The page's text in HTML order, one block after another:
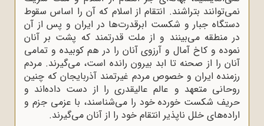
نمی‌توانند بتراشند. انتقام از اسلام که آن را اساس سقوط
دستگاه جبار و شکست ابرقدرت‌ها در ایران و پس از آن
در منطقه می‌بینند و از ملت قدرتمند که پشت بر آنان
نموده و کاخ آمال و آرزوی آنان را در هم کوبیده و تمامی
آنان را از صحنه تا ابد بیرون رانده است، می‌گیرند. مردم
رزمنده ایران و خصوص مردم غیرتمند آذربایجان که چنین
روحانی متعهد و عالم عالیقدری را از دست داده‌اند و
حریف شکست خورده خود را می‌شناسند، با عزمی جزم و
اراده‌های خلل ناپذیر انتقام خود را از آنان می‌گیرند.